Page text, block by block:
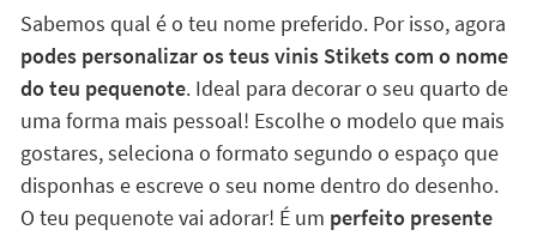
Sabemos qual é o teu nome preferido. Por isso, agora
podes personalizar os teus vinis Stikets com o nome
do teu pequenote. Ideal para decorar o seu quarto de
uma forma mais pessoal! Escolhe o modelo que mais
gostares, seleciona o formato segundo o espaço que
disponhas e escreve o seu nome dentro do desenho.
O teu pequenote vai adorar! É um perfeito presente